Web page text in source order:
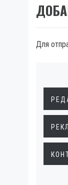
Для